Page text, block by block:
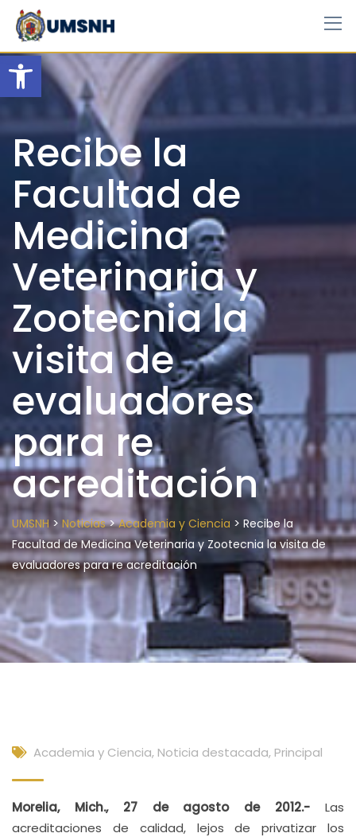
Open toolbar
Skip
content
Recibe la
Facultad de
Medicina
Veterinaria y
Zootecnia la
visita de
evaluadores
para re
acreditación
UMSNH > Noticias>Academia y Ciencia > Recibe la
Facultad de Medicina Veterinaria y Zootecnia la visita de
evaluadores para re acreditación
Academia y Ciencia, Noticia destacada, Principal
Morelia, Mich., 27 de agosto de 2012.- Las
acreditaciones de calidad, lejos de privatizar los